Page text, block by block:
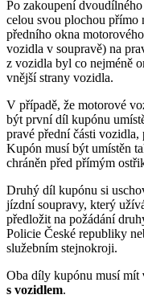
Po zakoupení
celou svou plochou přímo
předního okna
vozidla v soupravě) na
z vozidla byl co nejméně
vnější strany vozidla.
V případě, že motorové
být první díl kupónu
pravé přední části vozidla,
Kupón musí být umístěn
chráněn před přímým
Druhý díl kupónu si
jízdní soupravy, který
předložit na požádání
Policie České republiky
služebním stejnokroji.
Oba díly kupónu musí mít
s vozidlem.